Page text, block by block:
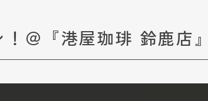
！＠『港屋珈琲 鈴鹿店